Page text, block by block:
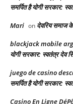
समर्पित है योगी सरकार:
Mari on देवरिय समाज
blackjack mobile
योगी सरकार: स्वतंत्र देव
juego de casino
समर्पित है योगी सरकार:
Casino En Ligne